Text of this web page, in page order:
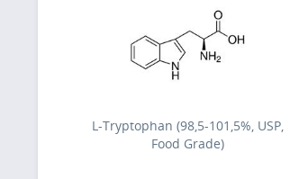
L-Tryptophan (98,5-101,5%, USP,
Food Grade)